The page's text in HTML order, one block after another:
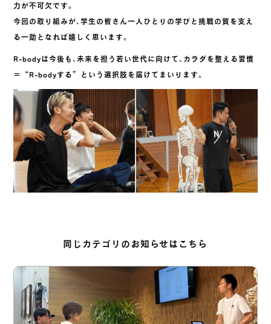
力が不可欠です。
今回の取り組みが、学生の皆さん一人ひとりの学びと挑戦の質を支え
る一助となれば嬉しく思います。
R-bodyは今後も、未来を担う若い世代に向けて、カラダを整える習慣
＝“R-bodyする”という選択肢を届けてまいります。
同じカテゴリのお知らせはこちら